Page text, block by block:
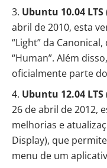
Ubuntu 10.04
abril de 2010, esta
“Light” da
“Human”. Além
oficialmente parte
Ubuntu 12.04
26 de abril de 2012,
melhorias e
Display), que
menu de um